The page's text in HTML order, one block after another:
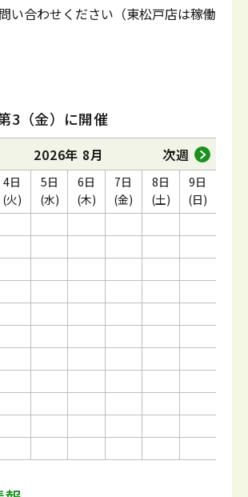
い合わせください（東松戸店は稼働
3（金）に開催
2026年 8月 次週
4日
(火)
5日
(水)
6日
(木)
7日
(金)
8日
(土)
9日
(日)